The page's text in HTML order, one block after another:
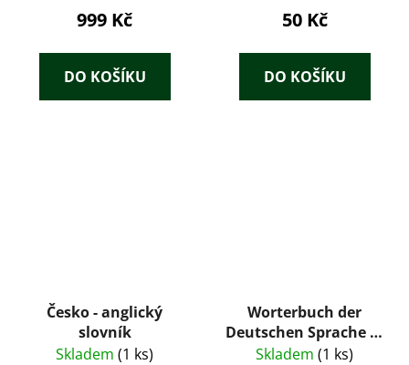
999 Kč
DO KOŠÍKU
50 Kč
DO KOŠÍKU
Česko - anglický
slovník
Skladem (1 ks)
Worterbuch der
Deutschen Sprache in
ihrer heutigen
Skladem (1 ks)